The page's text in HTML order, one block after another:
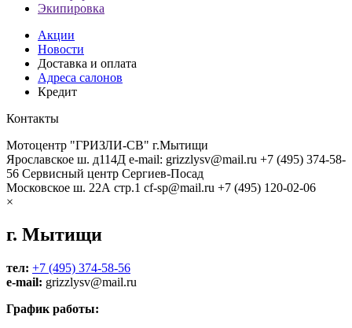
Экипировка
Акции
Новости
Доставка и оплата
Адреса салонов
Кредит
Контакты
Мотоцентр "ГРИЗЛИ-СВ" г.Мытищи
Ярославское ш. д114Д e-mail: grizzlysv@mail.ru +7 (495) 374-58-
56 Сервисный центр Сергиев-Посад
Московское ш. 22А стр.1 cf-sp@mail.ru +7 (495) 120-02-06
×
г. Мытищи
тел: +7 (495) 374-58-56
e-mail: grizzlysv@mail.ru
График работы: